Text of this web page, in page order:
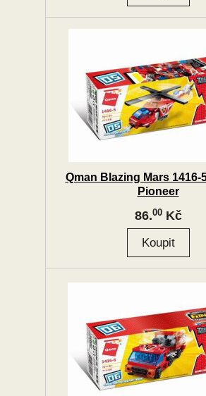
Qman Blazing Mars 1416-
Pioneer
86.00Kč